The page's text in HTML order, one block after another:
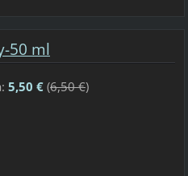
50 ml
5,50 €(6,50 €)